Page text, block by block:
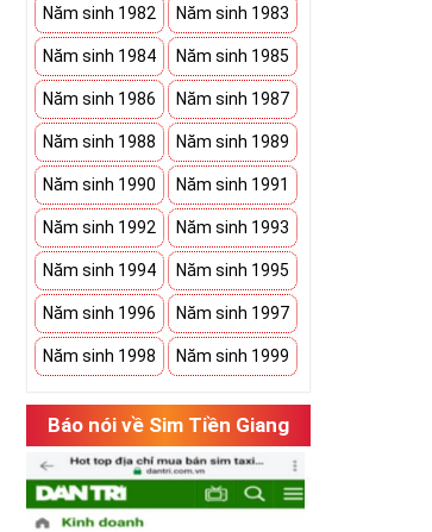
Năm sinh 1982 Năm sinh 1983
Năm sinh 1984 Năm sinh 1985
Năm sinh 1986 Năm sinh 1987
Năm sinh 1988 Năm sinh 1989
Năm sinh 1990 Năm sinh 1991
Năm sinh 1992 Năm sinh 1993
Năm sinh 1994 Năm sinh 1995
Năm sinh 1996 Năm sinh 1997
Năm sinh 1998 Năm sinh 1999
Báo nói về Sim Tiền Giang